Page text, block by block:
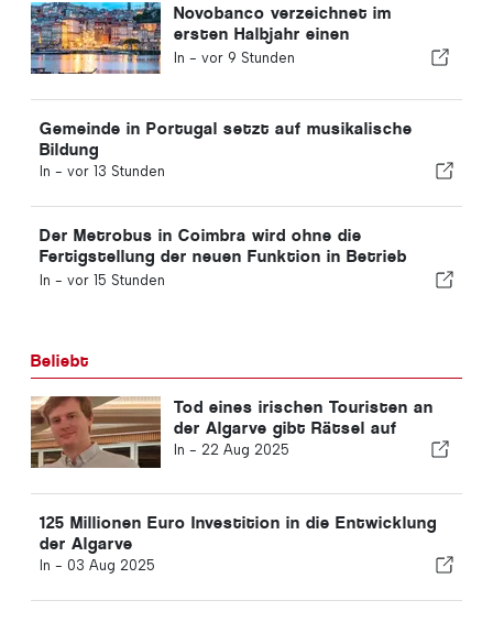
Novobanco verzeichnet im
ersten Halbjahr einen
Gewinnrückgang von 15,6
In - vor 9 Stunden
Gemeinde in Portugal setzt auf musikalische
Bildung
In - vor 13 Stunden
Der Metrobus in Coimbra wird ohne die
Fertigstellung der neuen Funktion in Betrieb
genommen
In - vor 15 Stunden
Beliebt
Tod eines irischen Touristen an
der Algarve gibt Rätsel auf
In - 22 Aug 2025
125 Millionen Euro Investition in die Entwicklung
der Algarve
In - 03 Aug 2025